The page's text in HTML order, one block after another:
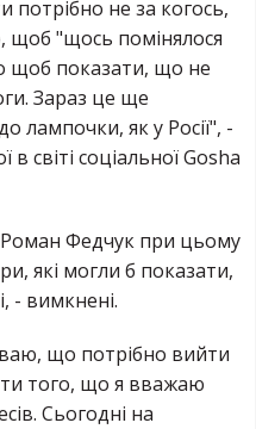
не за когось,
щоб "щось помінялося
щоб показати, що не
Зараз це ще
лампочки, як у Росії", -
світі соціальної Gosha
Роман Федчук при цьому
які могли б показати,
- вимкнені.
що потрібно вийти
того, що я вважаю
Сьогодні на